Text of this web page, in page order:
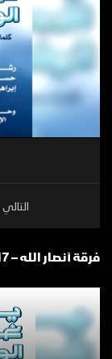
التالي
فرقة أنصار الله – 2017